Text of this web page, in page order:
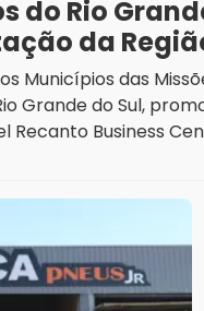
do Rio
da
Municípios das
Grande do Sul,
Recanto Business